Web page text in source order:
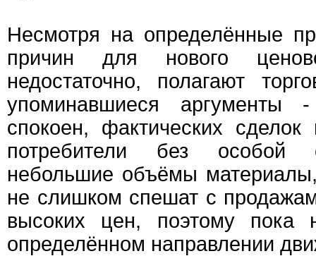
Несмотря на определённые
причин для нового
недостаточно, полагают
упоминавшиеся
спокоен, фактических
потребители без особой
небольшие объёмы
не слишком спешат с
высоких цен, поэтому пока
определённом направлении